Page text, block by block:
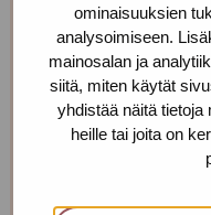
ominaisuuksien
analysoimiseen.
mainosalan ja
siitä, miten käytät
yhdistää näitä tietoja
heille tai joita on
We are open
If you want to make
or text us! We can
can’t come to the